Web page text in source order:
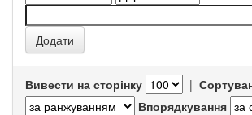
Вивести на сторінку |
Впорядкування